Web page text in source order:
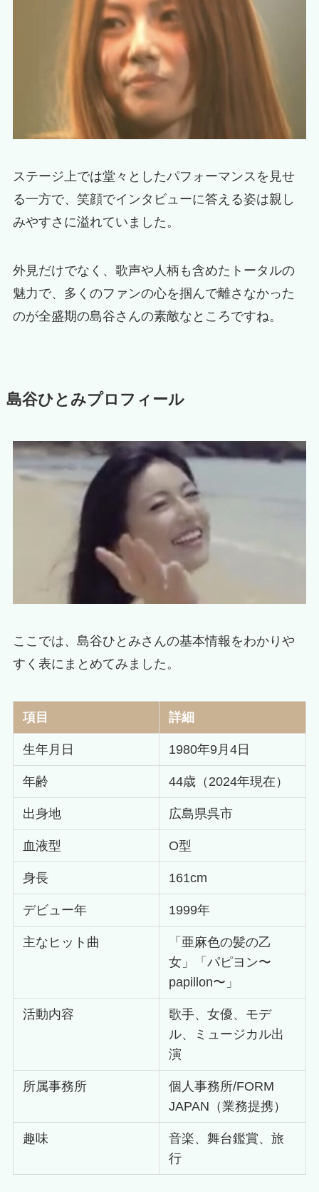
ステージ上では堂々としたパフォーマンスを見せ
る一方で、笑顔でインタビューに答える姿は親し
みやすさに溢れていました。
外見だけでなく、歌声や人柄も含めたトータルの
魅力で、多くのファンの心を掴んで離さなかった
のが全盛期の島谷さんの素敵なところですね。
島谷ひとみプロフィール
ここでは、島谷ひとみさんの基本情報をわかりや
すく表にまとめてみました。
項目 詳細
生年月日 1980年9月4日
年齢 44歳（2024年現在）
出身地 広島県呉市
血液型 O型
身長 161cm
デビュー年 1999年
主なヒット曲
「亜麻色の髪の乙
女」「パピヨン〜
papillon〜」
活動内容
歌手、女優、モデ
ル、ミュージカル出
演
所属事務所
個人事務所/FORM
JAPAN（業務提携）
趣味
音楽、舞台鑑賞、旅
行